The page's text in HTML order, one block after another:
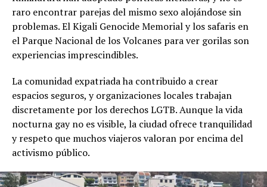
raro encontrar parejas del mismo sexo alojándose sin
problemas. El Kigali Genocide Memorial y los safaris en
el Parque Nacional de los Volcanes para ver gorilas son
experiencias imprescindibles.
La comunidad expatriada ha contribuido a crear
espacios seguros, y organizaciones locales trabajan
discretamente por los derechos LGTB. Aunque la vida
nocturna gay no es visible, la ciudad ofrece tranquilidad
y respeto que muchos viajeros valoran por encima del
activismo público.